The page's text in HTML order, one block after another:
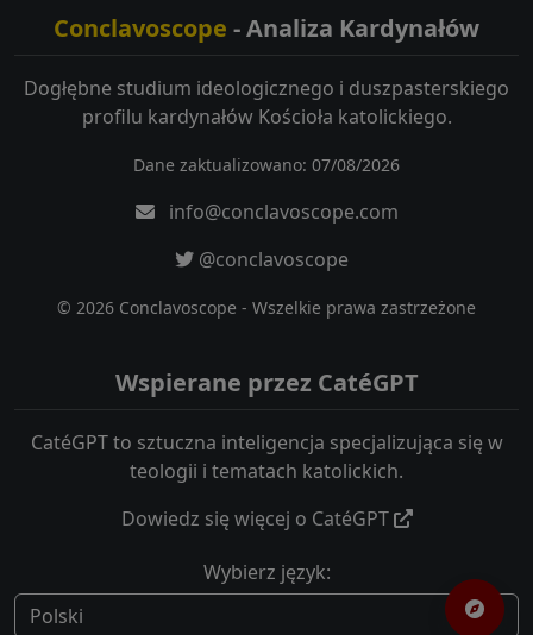
Conclavoscope - Analiza Kardynałów
Dogłębne studium ideologicznego i duszpasterskiego
profilu kardynałów Kościoła katolickiego.
Dane zaktualizowano: 07/08/2026
info@conclavoscope.com
@conclavoscope
© 2026 Conclavoscope - Wszelkie prawa zastrzeżone
Wspierane przez CatéGPT
CatéGPT to sztuczna inteligencja specjalizująca się w
teologii i tematach katolickich.
Dowiedz się więcej o CatéGPT
Wybierz język: